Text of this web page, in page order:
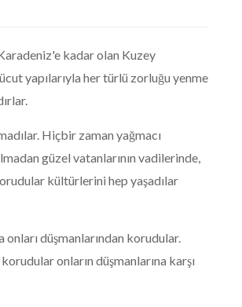
kadar olan Kuzey
yapılarıyla her türlü zorluğu yenme
Hiçbir zaman yağmacı
güzel vatanlarının vadilerinde,
kültürlerini hep yaşadılar
onları düşmanlarından korudular.
onların düşmanlarına karşı